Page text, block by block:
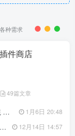
种需求
插件商店
49篇文章
1月6日 20:48
12月14日 14:57